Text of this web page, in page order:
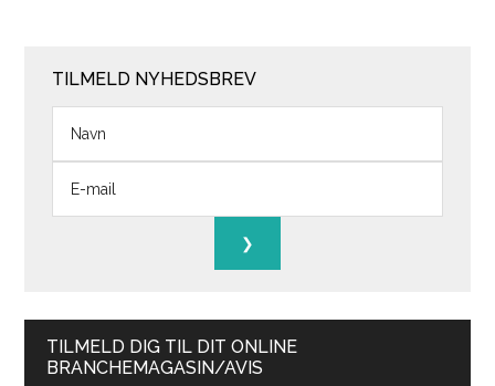
TILMELD NYHEDSBREV
TILMELD DIG TIL DIT ONLINE
BRANCHEMAGASIN/AVIS